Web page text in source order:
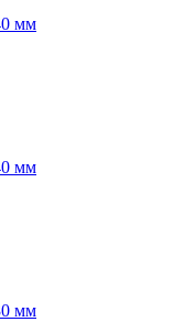
мм
мм
мм